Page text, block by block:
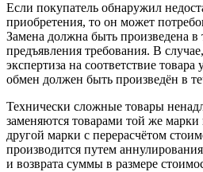
Если покупатель обнаружил
приобретения, то он может
Замена должна быть произведена в
предъявления требования. В
экспертиза на соответствие
обмен должен быть произведён в
Технически сложные товары
заменяются товарами той же
другой марки с перерасчётом
производится путем
и возврата суммы в размере